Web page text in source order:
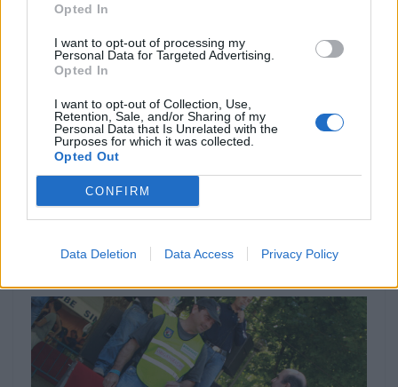
Opted In
I want to opt-out of processing my
Personal Data for Targeted Advertising.
Opted In
I want to opt-out of Collection, Use,
Retention, Sale, and/or Sharing of my
Personal Data that Is Unrelated with the
Purposes for which it was collected.
Opted Out
CONFIRM
Data Deletion Data Access Privacy Policy
MOTOMAIS
Indian Chief Vintage Sturgis – Nova versão
limitada
A nova Indian Chief Vintage Sturgis, SD Edition,
homenageia o papel fundamental da Indian Motorcycle nas
origens do encontro...